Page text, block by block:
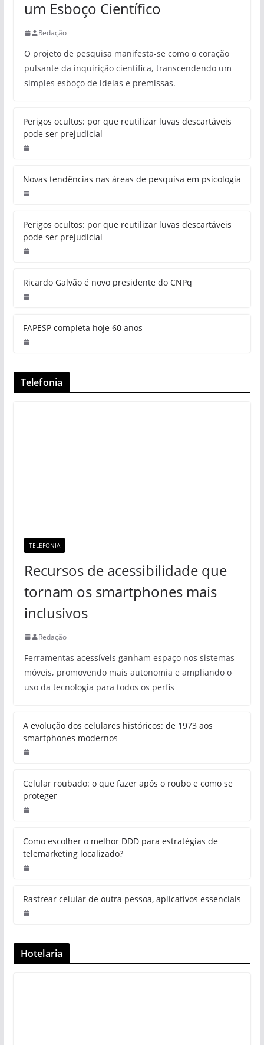
um Esboço Científico
Redação
O projeto de pesquisa manifesta-se como o coração
pulsante da inquirição científica, transcendendo um
simples esboço de ideias e premissas.
Perigos ocultos: por que reutilizar luvas descartáveis
pode ser prejudicial
Novas tendências nas áreas de pesquisa em psicologia
Perigos ocultos: por que reutilizar luvas descartáveis
pode ser prejudicial
Ricardo Galvão é novo presidente do CNPq
FAPESP completa hoje 60 anos
Telefonia
TELEFONIA
Recursos de acessibilidade que
tornam os smartphones mais
inclusivos
Redação
Ferramentas acessíveis ganham espaço nos sistemas
móveis, promovendo mais autonomia e ampliando o
uso da tecnologia para todos os perfis
A evolução dos celulares históricos: de 1973 aos
smartphones modernos
Celular roubado: o que fazer após o roubo e como se
proteger
Como escolher o melhor DDD para estratégias de
telemarketing localizado?
Rastrear celular de outra pessoa, aplicativos essenciais
Hotelaria